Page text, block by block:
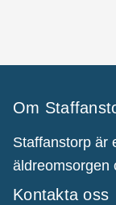
Om
Staffanstorp är
äldreomsorgen
Kontakta oss